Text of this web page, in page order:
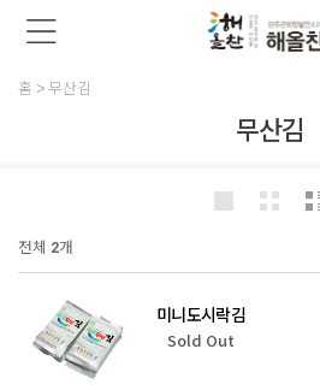
홈 무산김
무산김
전체 2개
미니도시락김
Sold Out